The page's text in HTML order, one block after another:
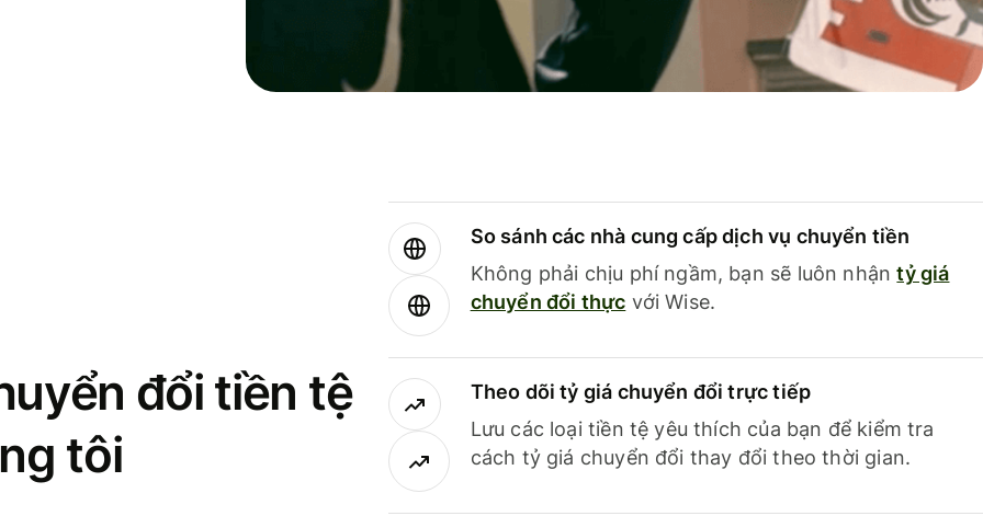
đổi tiền tệ
tôi
So sánh các nhà cung cấp dịch vụ chuyển tiền
Không phải chịu phí ngầm, bạn sẽ luôn nhậntỷ giá
chuyển đổi thực với Wise.
Theo dõi tỷ giá chuyển đổi trực tiếp
Lưu các loại tiền tệ yêu thích của bạn để kiểm tra
cách tỷ giá chuyển đổi thay đổi theo thời gian.